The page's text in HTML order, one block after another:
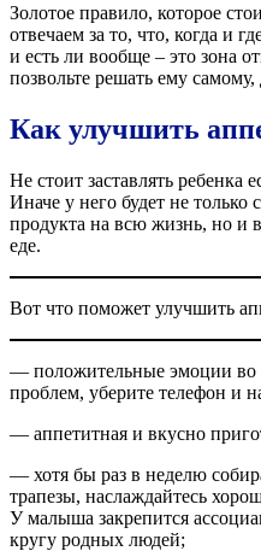
Золотое правило, которое
отвечаем за то, что, когда и
и есть ли вообще – это зона
позвольте решать ему
Как улучшить
Не стоит заставлять ребенка
Иначе у него будет не только
продукта на всю жизнь, но и
еде.
Вот что поможет улучшить
— положительные эмоции во
проблем, уберите телефон и
— аппетитная и вкусно
— хотя бы раз в неделю
трапезы, наслаждайтесь
У малыша закрепится
кругу родных людей;